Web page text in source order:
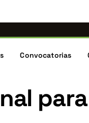
Convocatorias